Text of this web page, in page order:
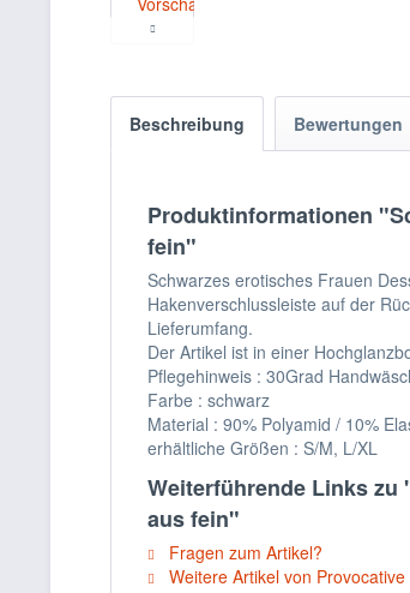
Beschreibung Bewertungen
Produktinformationen
fein"
Schwarzes erotisches Frauen
Hakenverschlussleiste auf der
Lieferumfang.
Der Artikel ist in einer
Pflegehinweis : 30Grad
Farbe : schwarz
Material : 90% Polyamid / 10%
erhältliche Größen : S/M, L/XL
Weiterführende Links zu
aus fein"
Fragen zum Artikel?
Weitere Artikel von